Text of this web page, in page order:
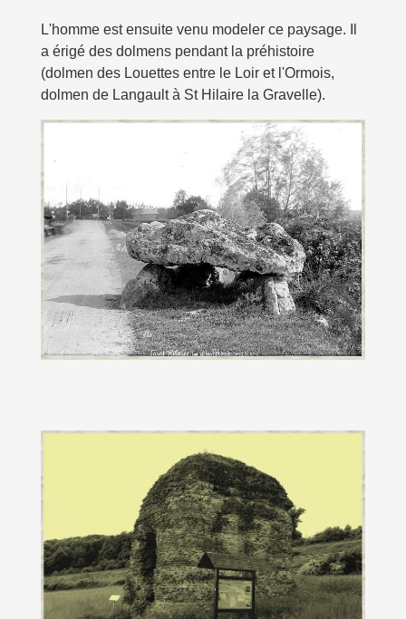
L'homme est ensuite venu modeler ce paysage. Il
a érigé des dolmens pendant la préhistoire
(dolmen des Louettes entre le Loir et l'Ormois,
dolmen de Langault à St Hilaire la Gravelle).